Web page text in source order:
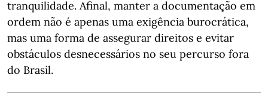
tranquilidade. Afinal, manter a documentação em
ordem não é apenas uma exigência burocrática,
mas uma forma de assegurar direitos e evitar
obstáculos desnecessários no seu percurso fora
do Brasil.